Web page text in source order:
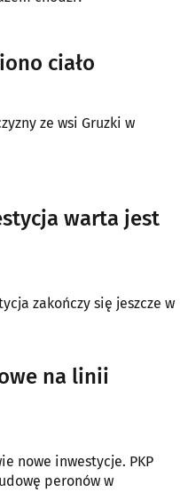
ciało
ze wsi Gruzki w
warta jest
zakończy się jeszcze w
na linii
nowe inwestycje. PKP
peronów w